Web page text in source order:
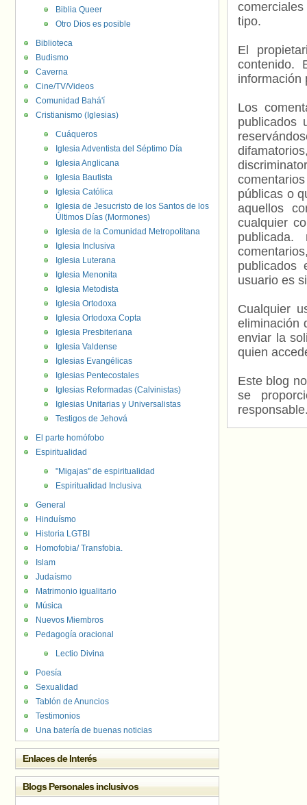
tipo.
El
contenido.
información
Los
publicados
públicas o
aquellos
cualquier
usuario es
Cualquier
eliminación
enviar la
quien
Este blog
se
Biblia Queer
Otro Dios es posible
Biblioteca
Budismo
Caverna
Cine/TV/Videos
Comunidad Bahá'í
Cristianismo (Iglesias)
Cuáqueros
Iglesia Adventista del Séptimo Día
Iglesia Anglicana
Iglesia Bautista
Iglesia Católica
Iglesia de Jesucristo de los Santos de los
Últimos Días (Mormones)
Iglesia de la Comunidad Metropolitana
Iglesia Inclusiva
Iglesia Luterana
Iglesia Menonita
Iglesia Metodista
Iglesia Ortodoxa
Iglesia Ortodoxa Copta
Iglesia Presbiteriana
Iglesia Valdense
Iglesias Evangélicas
Iglesias Pentecostales
Iglesias Reformadas (Calvinistas)
Iglesias Unitarias y Universalistas
Testigos de Jehová
El parte homófobo
Espiritualidad
"Migajas" de espiritualidad
Espiritualidad Inclusiva
General
Hinduísmo
Historia LGTBI
Homofobia/ Transfobia.
Islam
Judaísmo
Matrimonio igualitario
Música
Nuevos Miembros
Pedagogía oracional
Lectio Divina
Poesía
Sexualidad
Tablón de Anuncios
Testimonios
Una batería de buenas noticias
Enlaces de Interés
Blogs Personales inclusivos